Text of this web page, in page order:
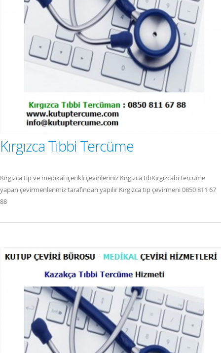
Kırgızca Tıbbi Tercüme
Kırgızca tıp ve medikal içerikli çevirileriniz Kırgızca tıbKırgızcabi tercüme
yapan çevirmenlerimiz tarafından yapılır Kırgızca tıp çevirmeni 0850 811 67
88